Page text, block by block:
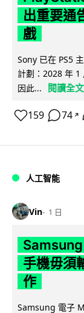
出重要通
戲
Sony 已在 PS5
計劃：2028 年 1
因此...
閱讀全文
159 74 ↗
人工智能
Vin 1 日
手機毋須
作
Samsung 電子